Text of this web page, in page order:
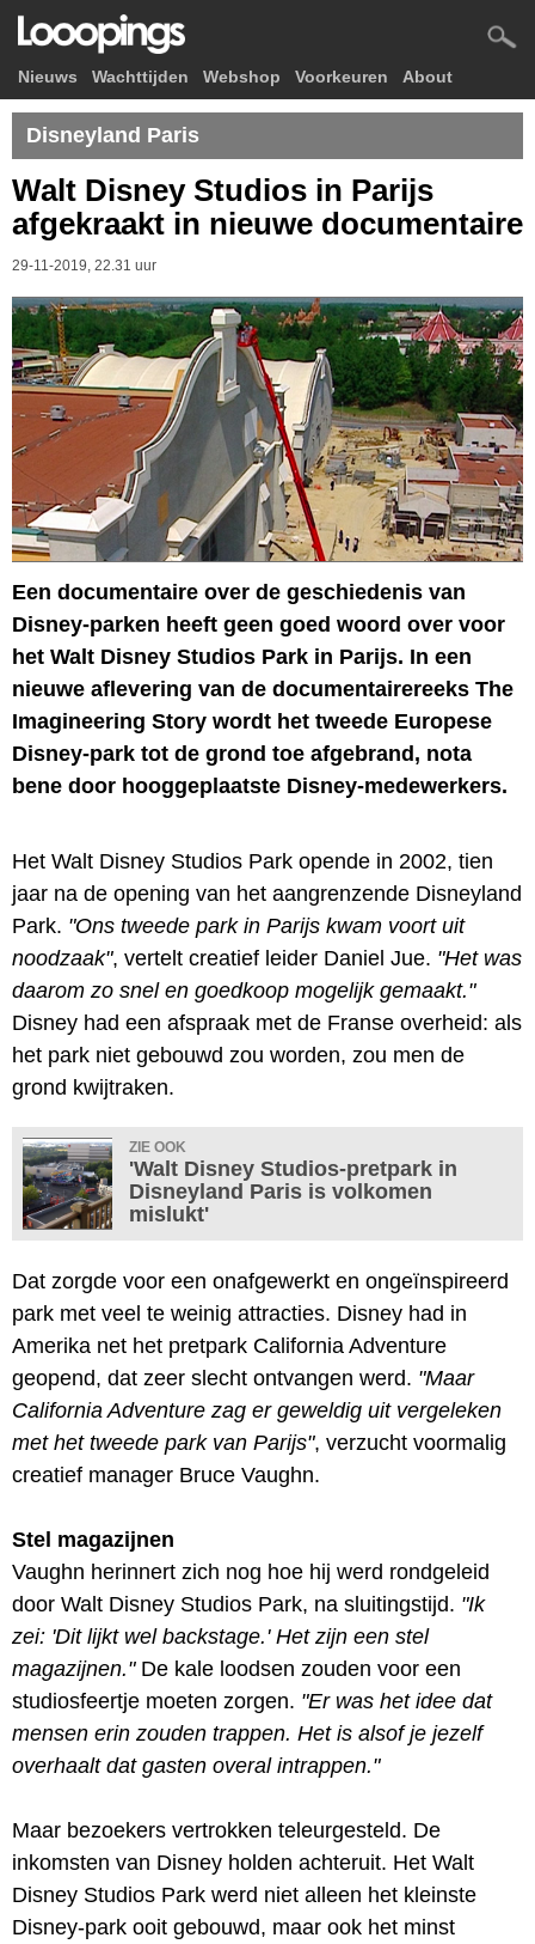
Nieuws Wachttijden Webshop Voorkeuren About
Disneyland Paris
Walt Disney Studios in Parijs
afgekraakt in nieuwe documentaire
29-11-2019, 22.31 uur
Een documentaire over de geschiedenis van
Disney-parken heeft geen goed woord over voor
het Walt Disney Studios Park in Parijs. In een
nieuwe aflevering van de documentairereeks The
Imagineering Story wordt het tweede Europese
Disney-park tot de grond toe afgebrand, nota
bene door hooggeplaatste Disney-medewerkers.
Het Walt Disney Studios Park opende in 2002, tien
jaar na de opening van het aangrenzende Disneyland
Park. "Ons tweede park in Parijs kwam voort uit
noodzaak", vertelt creatief leider Daniel Jue. "Het was
daarom zo snel en goedkoop mogelijk gemaakt."
Disney had een afspraak met de Franse overheid: als
het park niet gebouwd zou worden, zou men de
grond kwijtraken.
ZIE OOK
'Walt Disney Studios-pretpark in
Disneyland Paris is volkomen
mislukt'
Dat zorgde voor een onafgewerkt en ongeïnspireerd
park met veel te weinig attracties. Disney had in
Amerika net het pretpark California Adventure
geopend, dat zeer slecht ontvangen werd. "Maar
California Adventure zag er geweldig uit vergeleken
met het tweede park van Parijs", verzucht voormalig
creatief manager Bruce Vaughn.
Stel magazijnen
Vaughn herinnert zich nog hoe hij werd rondgeleid
door Walt Disney Studios Park, na sluitingstijd. "Ik
zei: 'Dit lijkt wel backstage.' Het zijn een stel
magazijnen."De kale loodsen zouden voor een
studiosfeertje moeten zorgen. "Er was het idee dat
mensen erin zouden trappen. Het is alsof je jezelf
overhaalt dat gasten overal intrappen."
Maar bezoekers vertrokken teleurgesteld. De
inkomsten van Disney holden achteruit. Het Walt
Disney Studios Park werd niet alleen het kleinste
Disney-park ooit gebouwd, maar ook het minst